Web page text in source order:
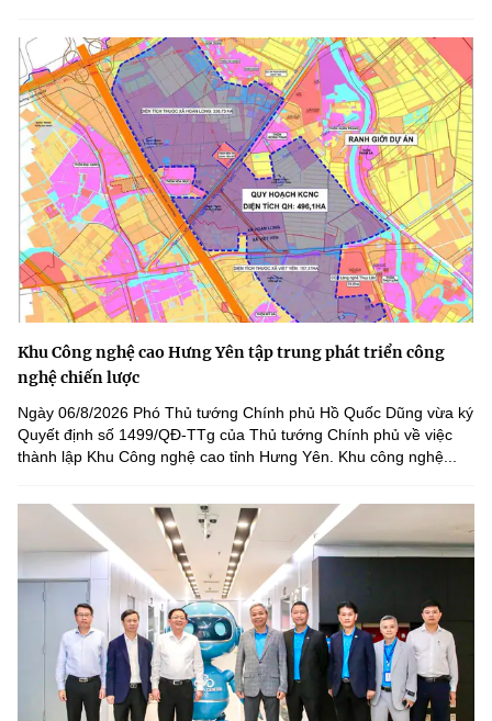
Khu Công nghệ cao Hưng Yên tập trung phát triển công
nghệ chiến lược
Ngày 06/8/2026 Phó Thủ tướng Chính phủ Hồ Quốc Dũng vừa ký
Quyết định số 1499/QĐ-TTg của Thủ tướng Chính phủ về việc
thành lập Khu Công nghệ cao tỉnh Hưng Yên. Khu công nghệ...